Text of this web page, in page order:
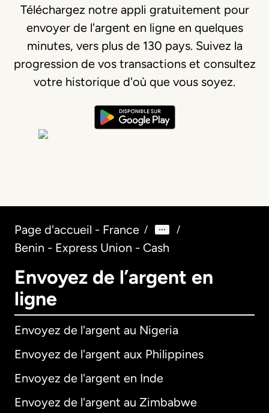
Téléchargez notre appli gratuitement pour
envoyer de l'argent en ligne en quelques
minutes, vers plus de 130 pays. Suivez la
progression de vos transactions et consultez
votre historique d'où que vous soyez.
Page d'accueil - France / /
Benin - Express Union - Cash
Envoyez de l’argent en
ligne
Envoyez de l'argent au Nigeria
Envoyez de l'argent aux Philippines
Envoyez de l'argent en Inde
Envoyez de l'argent au Zimbabwe